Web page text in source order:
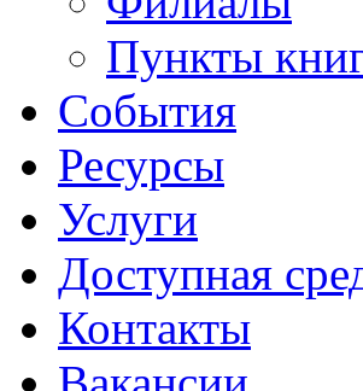
Пункты
События
Ресурсы
Услуги
Доступная
Контакты